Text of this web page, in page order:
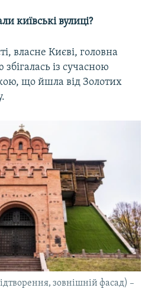
київські вулиці?
власне Києві, головна
із сучасною
що йшла від Золотих
зовнішній фасад) –